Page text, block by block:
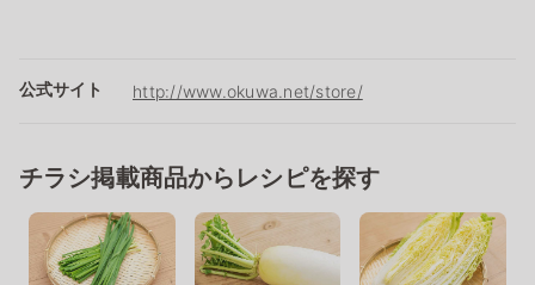
公式サイト http://www.okuwa.net/store/
チラシ掲載商品からレシピを探す